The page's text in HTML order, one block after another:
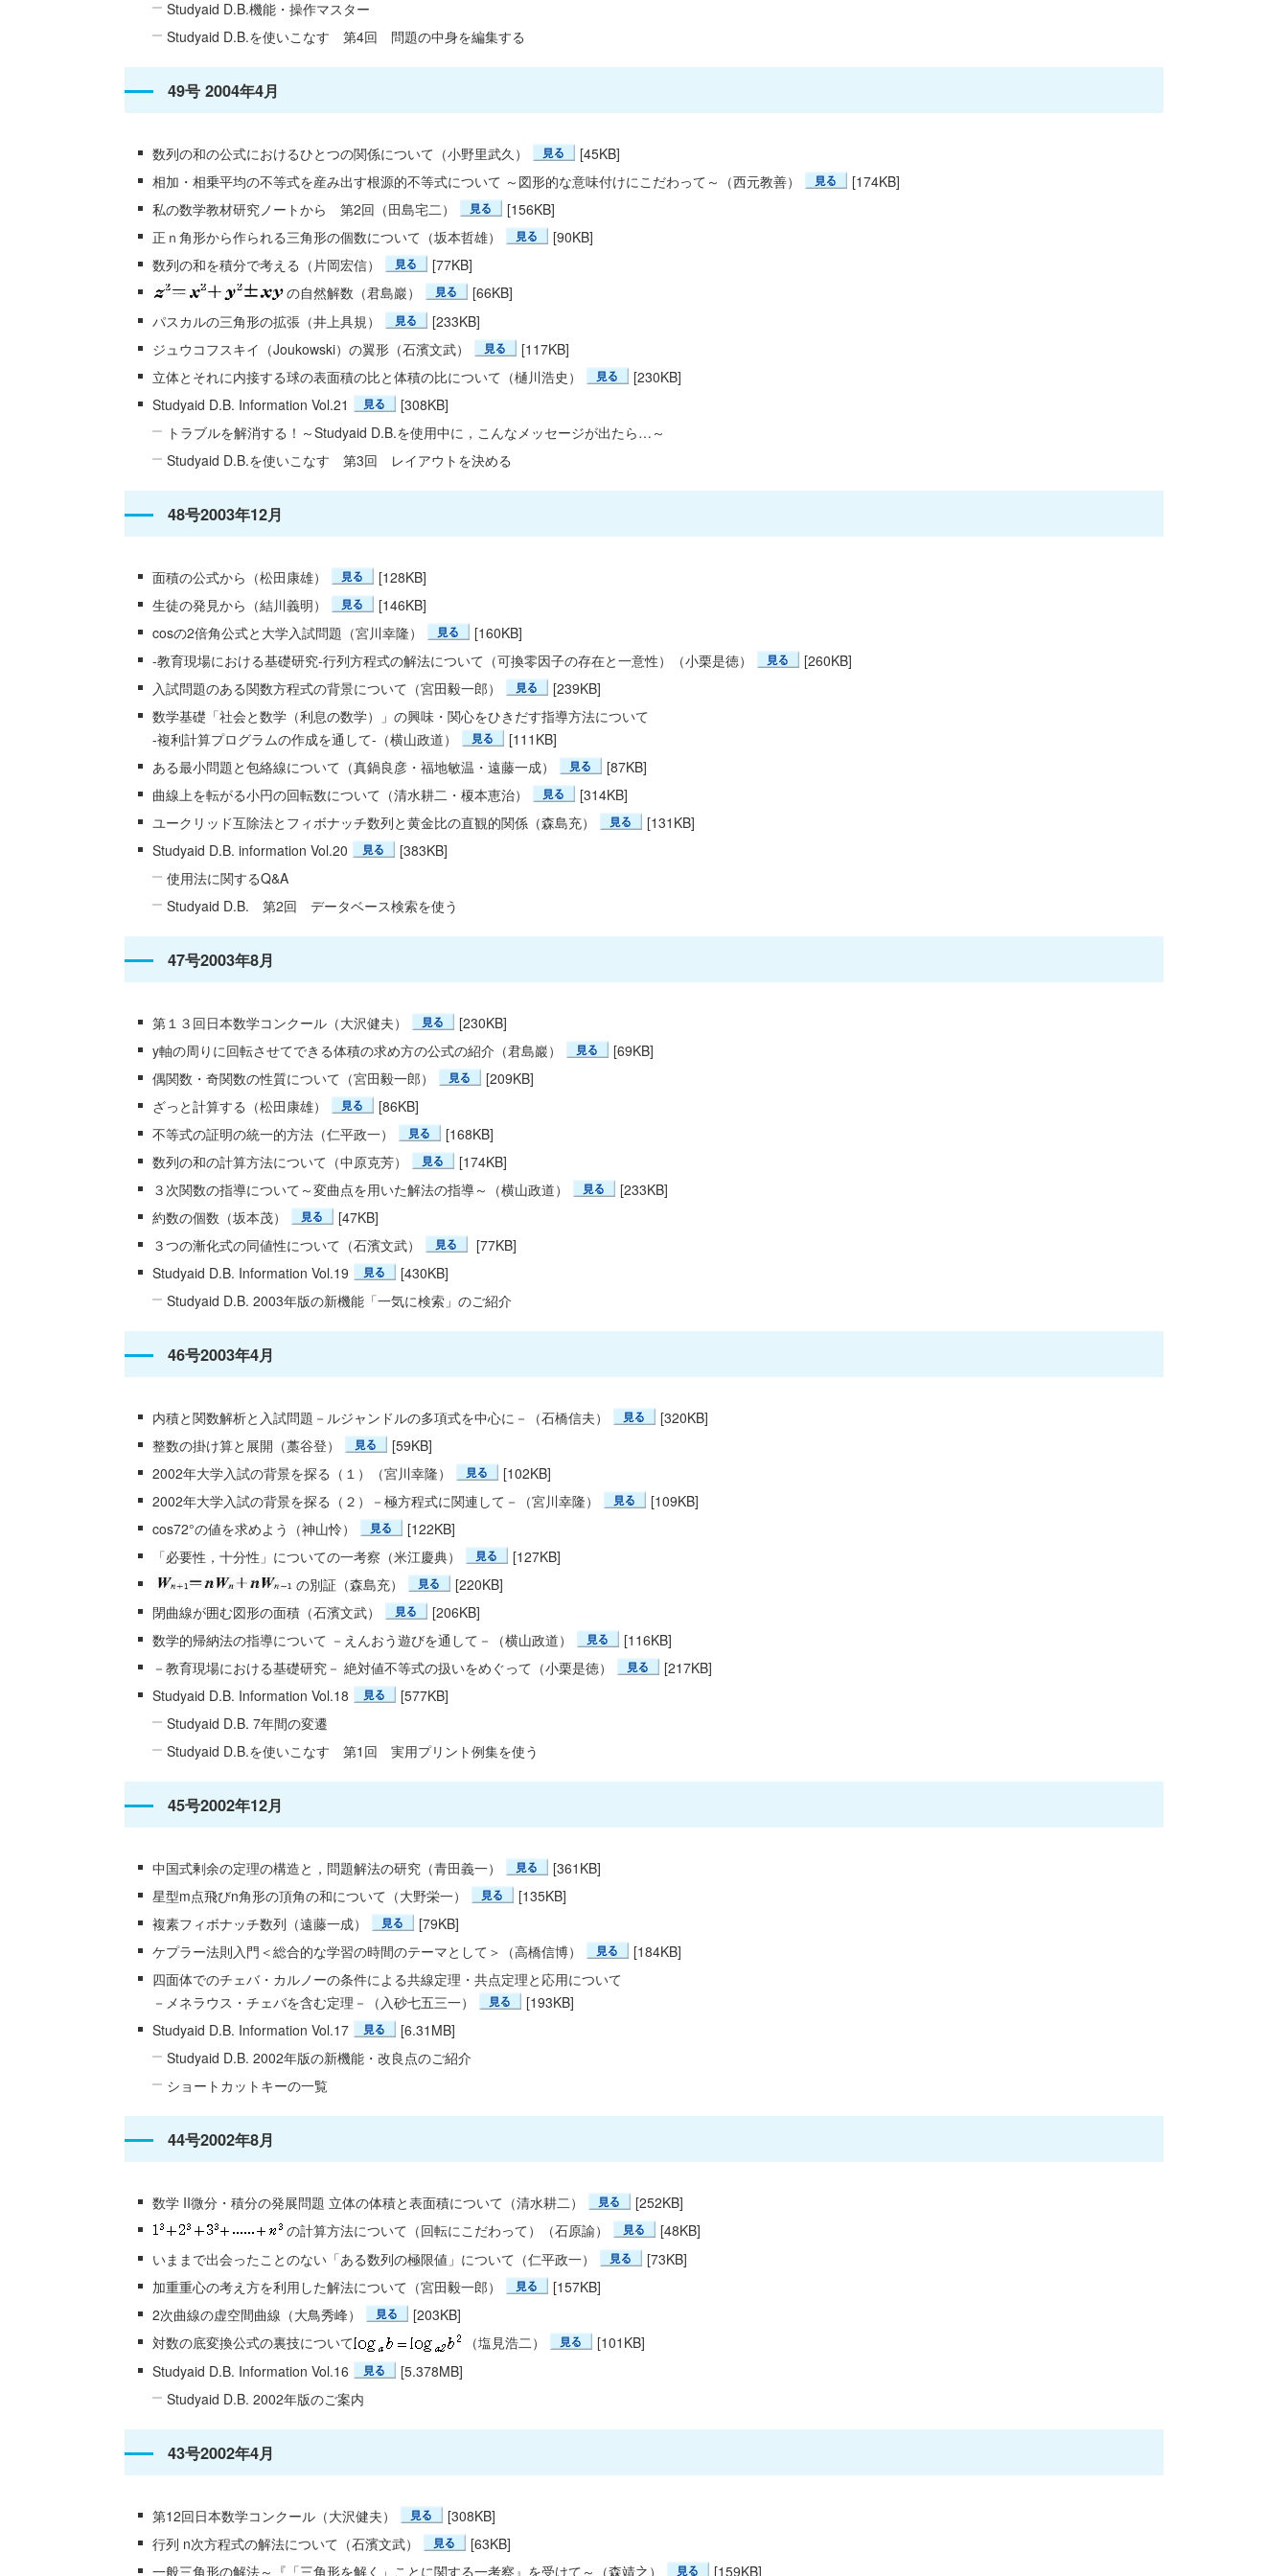
Studyaid D.B.機能・操作マスター
Studyaid D.B.を使いこなす 第4回 問題の中身を編集する
49号 2004年4月
数列の和の公式におけるひとつの関係について（小野里武久）
[45KB]
相加・相乗平均の不等式を産み出す根源的不等式について ～図形的な意味付けにこだわって～（西元教善）
[174KB]
私の数学教材研究ノートから 第2回（田島宅二）
[156KB]
正ｎ角形から作られる三角形の個数について（坂本哲雄）
[90KB]
数列の和を積分で考える（片岡宏信）
[77KB]
の自然解数（君島巖）
[66KB]
パスカルの三角形の拡張（井上具規）
[233KB]
ジュウコフスキイ（Joukowski）の翼形（石濱文武）
[117KB]
立体とそれに内接する球の表面積の比と体積の比について（樋川浩史）
[230KB]
Studyaid D.B. Information Vol.21
[308KB]
トラブルを解消する！～Studyaid D.B.を使用中に，こんなメッセージが出たら…～
Studyaid D.B.を使いこなす 第3回 レイアウトを決める
48号2003年12月
面積の公式から（松田康雄）
[128KB]
生徒の発見から（結川義明）
[146KB]
cosの2倍角公式と大学入試問題（宮川幸隆）
[160KB]
-教育現場における基礎研究-行列方程式の解法について（可換零因子の存在と一意性）（小栗是徳）
[260KB]
入試問題のある関数方程式の背景について（宮田毅一郎）
[239KB]
数学基礎「社会と数学（利息の数学）」の興味・関心をひきだす指導方法について
-複利計算プログラムの作成を通して-（横山政道）
[111KB]
ある最小問題と包絡線について（真鍋良彦・福地敏温・遠藤一成）
[87KB]
曲線上を転がる小円の回転数について（清水耕二・榎本恵治）
[314KB]
ユークリッド互除法とフィボナッチ数列と黄金比の直観的関係（森島充）
[131KB]
Studyaid D.B. information Vol.20
[383KB]
使用法に関するQ&A
Studyaid D.B. 第2回 データベース検索を使う
47号2003年8月
第１３回日本数学コンクール（大沢健夫）
[230KB]
y軸の周りに回転させてできる体積の求め方の公式の紹介（君島巖）
[69KB]
偶関数・奇関数の性質について（宮田毅一郎）
[209KB]
ざっと計算する（松田康雄）
[86KB]
不等式の証明の統一的方法（仁平政一）
[168KB]
数列の和の計算方法について（中原克芳）
[174KB]
３次関数の指導について～変曲点を用いた解法の指導～（横山政道）
[233KB]
約数の個数（坂本茂）
[47KB]
３つの漸化式の同値性について（石濱文武）
[77KB]
Studyaid D.B. Information Vol.19
[430KB]
Studyaid D.B. 2003年版の新機能「一気に検索」のご紹介
46号2003年4月
内積と関数解析と入試問題－ルジャンドルの多項式を中心に－（石橋信夫）
[320KB]
整数の掛け算と展開（藁谷登）
[59KB]
2002年大学入試の背景を探る（１）（宮川幸隆）
[102KB]
2002年大学入試の背景を探る（２）－極方程式に関連して－（宮川幸隆）
[109KB]
cos72°の値を求めよう（神山怜）
[122KB]
「必要性，十分性」についての一考察（米江慶典）
[127KB]
の別証（森島充）
[220KB]
閉曲線が囲む図形の面積（石濱文武）
[206KB]
数学的帰納法の指導について －えんおう遊びを通して－（横山政道）
[116KB]
－教育現場における基礎研究－ 絶対値不等式の扱いをめぐって（小栗是徳）
[217KB]
Studyaid D.B. Information Vol.18
[577KB]
Studyaid D.B. 7年間の変遷
Studyaid D.B.を使いこなす 第1回 実用プリント例集を使う
45号2002年12月
中国式剰余の定理の構造と，問題解法の研究（青田義一）
[361KB]
星型m点飛びn角形の頂角の和について（大野栄一）
[135KB]
複素フィボナッチ数列（遠藤一成）
[79KB]
ケプラー法則入門＜総合的な学習の時間のテーマとして＞（高橋信博）
[184KB]
四面体でのチェバ・カルノーの条件による共線定理・共点定理と応用について
－メネラウス・チェバを含む定理－（入砂七五三一）
[193KB]
Studyaid D.B. Information Vol.17
[6.31MB]
Studyaid D.B. 2002年版の新機能・改良点のご紹介
ショートカットキーの一覧
44号2002年8月
数学 II微分・積分の発展問題 立体の体積と表面積について（清水耕二）
[252KB]
の計算方法について（回転にこだわって）（石原諭）
[48KB]
いままで出会ったことのない「ある数列の極限値」について（仁平政一）
[73KB]
加重重心の考え方を利用した解法について（宮田毅一郎）
[157KB]
2次曲線の虚空間曲線（大鳥秀峰）
[203KB]
対数の底変換公式の裏技について
（塩見浩二）
[101KB]
Studyaid D.B. Information Vol.16
[5.378MB]
Studyaid D.B. 2002年版のご案内
43号2002年4月
第12回日本数学コンクール（大沢健夫）
[308KB]
行列 n次方程式の解法について（石濱文武）
[63KB]
一般三角形の解法～『「三角形を解く」ことに関する一考察』を受けて～（森靖之）
[159KB]